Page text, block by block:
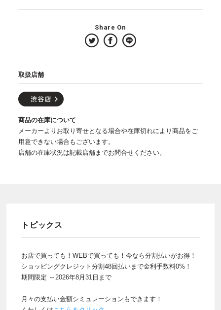
Share On
取扱店舗
商品の在庫について
メーカーよりお取り寄せとなる場合や在庫切れにより商品をご
用意できない場合もございます。
店舗の在庫状況は記載店舗までお問合せください。
トピックス
お店で買っても！WEBで買っても！今なら分割払いがお得！
ショッピングクレジット分割48回払いまで金利手数料0%！
期間限定 ～2026年8月31日まで
月々の支払い金額シミュレーションもできます！